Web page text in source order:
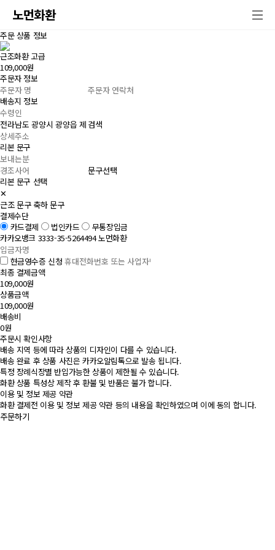
노먼화환
주문 상품 정보
근조화환 고급
109,000원
주문자 정보
배송지 정보
검색
리본 문구
문구선택
리본 문구 선택
✕
근조 문구 축하 문구
결제수단
카드결제
법인카드
무통장입금
카카오뱅크 3333-35-5264494 노먼화환
현금영수증 신청
최종 결제금액
109,000원
상품금액
109,000원
배송비
0원
주문시 확인사항
배송 지역 등에 따라 상품의 디자인이 다를 수 있습니다.
배송 완료 후 상품 사진은 카카오알림톡으로 발송 됩니다.
특정 장례식장별 반입가능한 상품이 제한될 수 있습니다.
화환 상품 특성상 제작 후 환불 및 반품은 불가 합니다.
이용 및 정보 제공 약관
화환 결제전 이용 및 정보 제공 약관 등의 내용을 확인하였으며 이에 동의 합니다.
주문하기